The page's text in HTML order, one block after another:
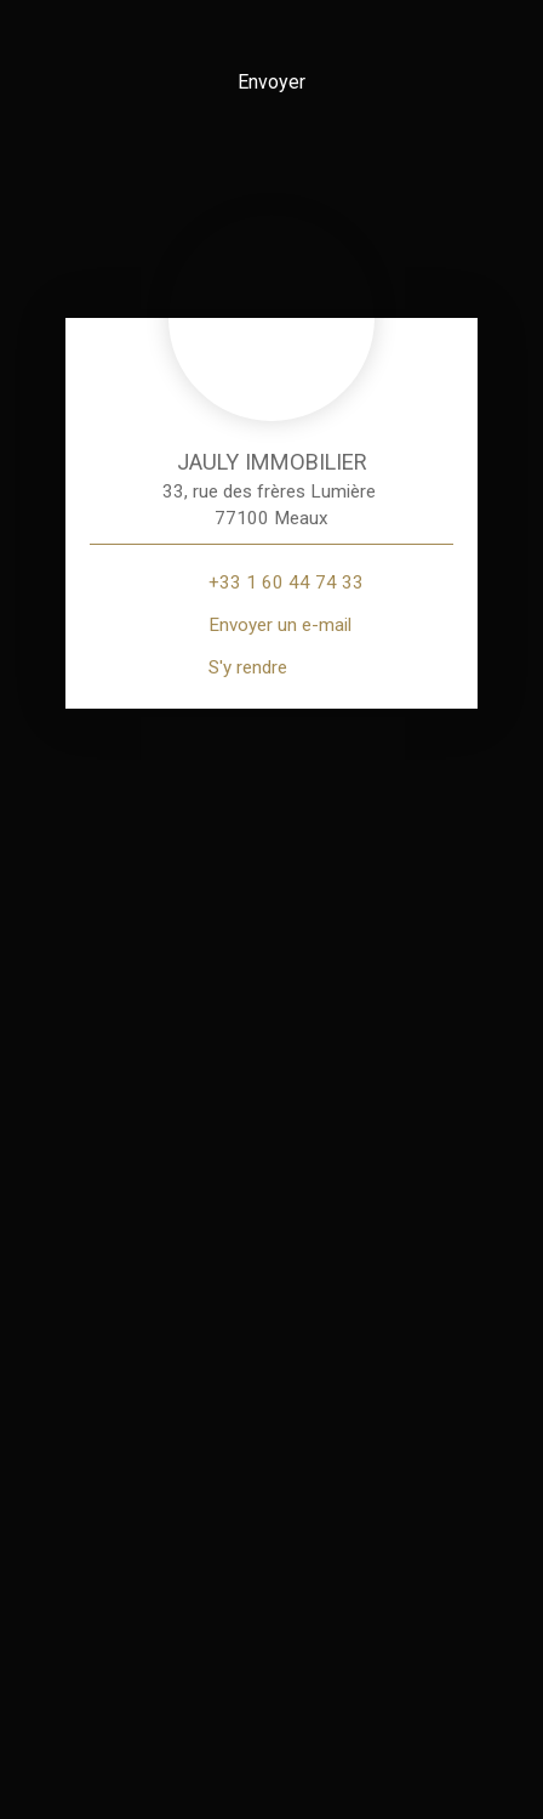
Envoyer
JAULY IMMOBILIER
33, rue des frères Lumière
77100 Meaux
+33 1 60 44 74 33
Envoyer un e-mail
S'y rendre